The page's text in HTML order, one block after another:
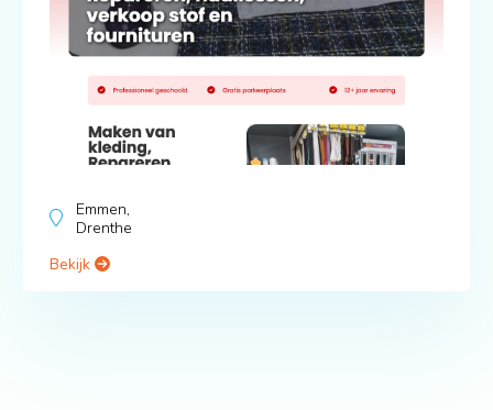
Emmen,
Drenthe
Bekijk